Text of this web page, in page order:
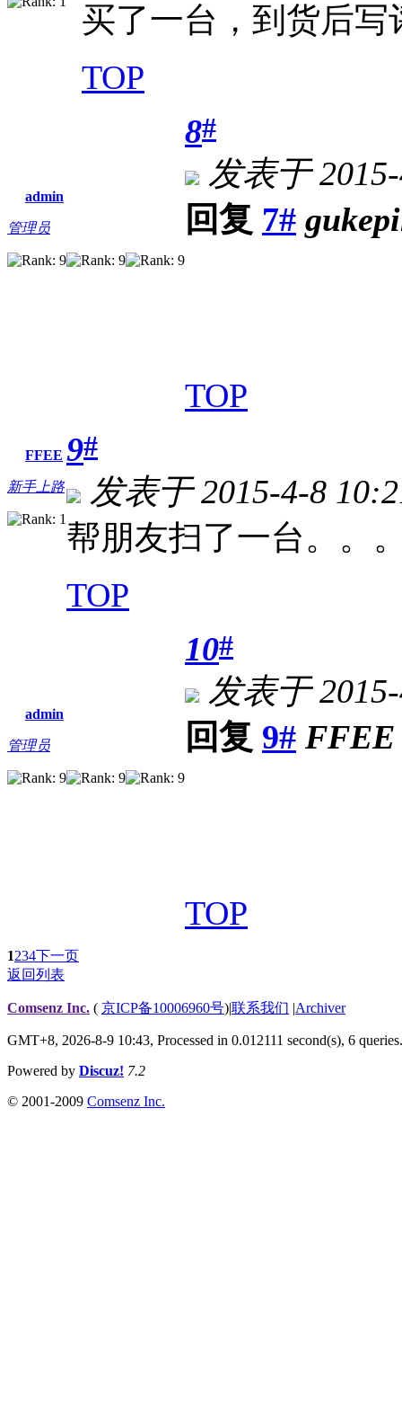
买了一台，到货后写
TOP
admin
管理员
8#
发表于
回复 7#
TOP
FFEE
新手上路
9#
发表于 2015-4-8
帮朋友扫了一台。。
TOP
admin
管理员
10#
发表于
回复 9# FFEE
TOP
1234下一页
返回列表
Comsenz Inc. ( 京ICP备10006960号)|联系我们 |Archiver
GMT+8, 2026-8-9 10:43, Processed in 0.012111 second(s), 6 queries.
Powered by Discuz! 7.2
© 2001-2009 Comsenz Inc.